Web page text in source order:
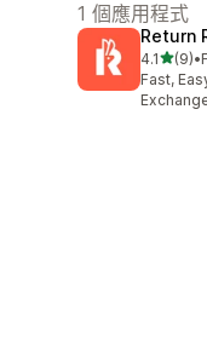
1 個應用程式
Return
4.1滿分 5
(9)
共有 9 則
•
Fast,